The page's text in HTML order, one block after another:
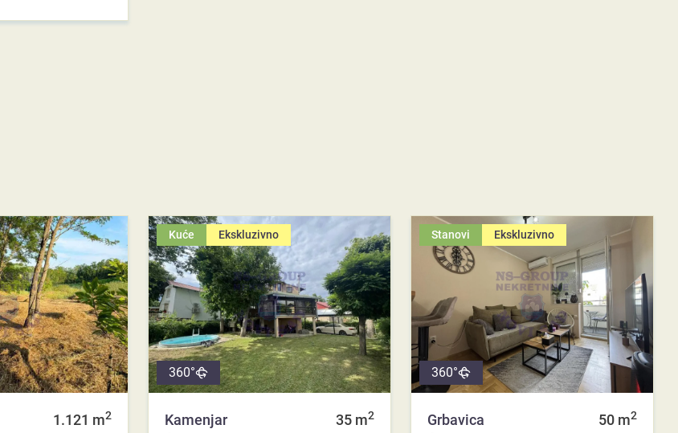
1.121 m2
Kuće Ekskluzivno
360°
Kamenjar 35 m2
Stanovi Ekskluzivno
360°
Grbavica 50 m2